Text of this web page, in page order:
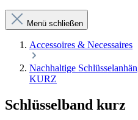
Menü schließen
Accessoires & Necessaires
Nachhaltige
KURZ
Schlüsselband kurz